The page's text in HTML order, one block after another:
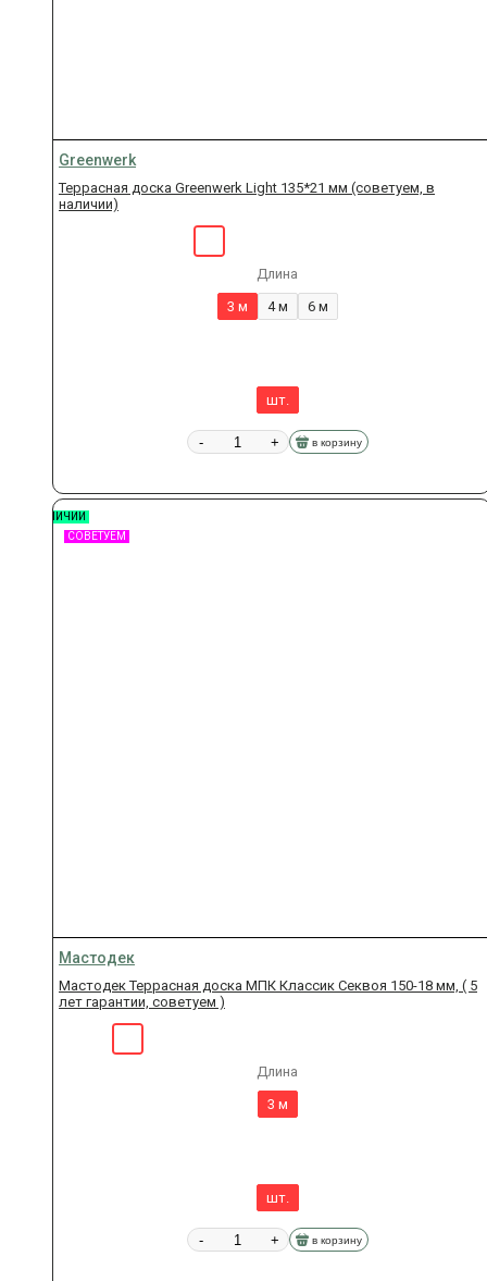
Greenwerk
Террасная доска Greenwerk Light 135*21 мм (советуем, в
наличии)
Длина
3 м
4 м 6 м
шт.
- + в корзину
СОВЕТУЕМ
В НАЛИЧИИ
Мастодек
Мастодек Террасная доска МПК Классик Секвоя 150-18 мм, ( 5
лет гарантии, советуем )
Длина
3 м
шт.
- + в корзину